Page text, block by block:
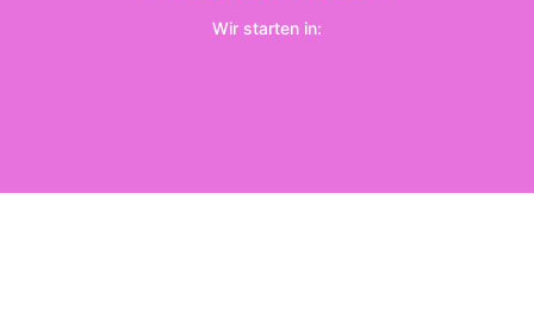
Wir starten in: